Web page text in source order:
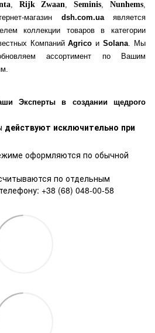
, Rijk Zwaan ,Seminis ,Nunhems
магазин dsh.com.uaявляется
коллекции товаров в категории
КомпанийAgrico иSolana . Мы
ассортимент по Вашим
Эксперты в создании щедрого
действуют исключительно при
оформляются по обычной
по отдельным
+38 (68) 048-00-58